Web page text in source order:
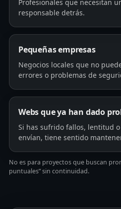
Profesionales que necesitan
responsable detrás.
Pequeñas empresas
Negocios locales que no
errores o problemas de
Webs que ya han dado
Si has sufrido fallos, lentitud
envían, tiene sentido
No es para proyectos que buscan
puntuales” sin continuidad.